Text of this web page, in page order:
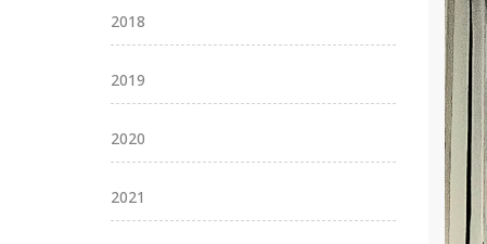
2018
2019
2020
2021